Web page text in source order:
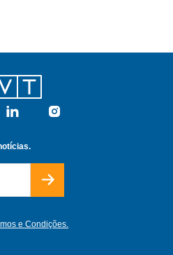
Linkedin Instagram
e Condições.